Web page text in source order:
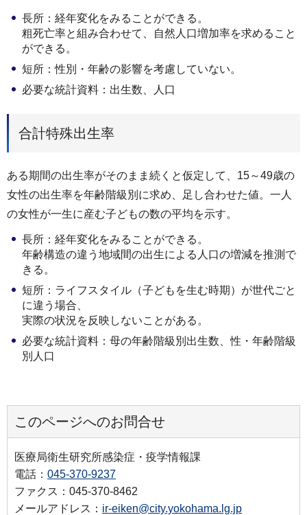
長所：経年変化をみることができる。
粗死亡率と組み合わせて、自然人口増加率を求めること
ができる。
短所：性別・年齢の影響を考慮していない。
必要な統計資料：出生数、人口
合計特殊出生率
ある期間の出生率がそのまま続くと仮定して、15～49歳の
女性の出生率を年齢階級別に求め、足し合わせた値。一人
の女性が一生に産む子どもの数の平均を示す。
長所：経年変化をみることができる。
年齢構造の違う地域間の出生による人口の増減を推測で
きる。
短所：ライフスタイル（子どもを生む時期）が世代ごと
に違う場合、
実際の状況を反映しないことがある。
必要な統計資料：母の年齢階級別出生数、性・年齢階級
別人口
このページへのお問合せ
医療局衛生研究所感染症・疫学情報課
電話： 045-370-9237
ファクス：045-370-8462
メールアドレス： ir-eiken@city.yokohama.lg.jp